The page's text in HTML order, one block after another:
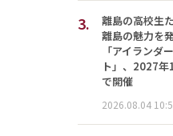
3.
離島の高校生
離島の魅力を
「アイランダ
ト」、2027
で開催
2026.08.04